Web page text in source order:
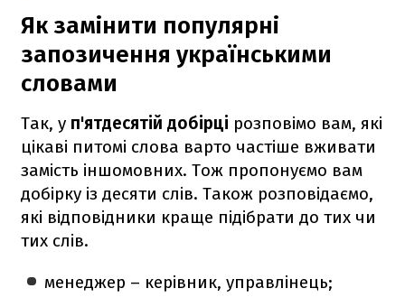
Як замінити популярні
запозичення українськими
словами
Так, у п'ятдесятій добірці розповімо вам, які
цікаві питомі слова варто частіше вживати
замість іншомовних. Тож пропонуємо вам
добірку із десяти слів. Також розповідаємо,
які відповідники краще підібрати до тих чи
тих слів.
менеджер – керівник, управлінець;